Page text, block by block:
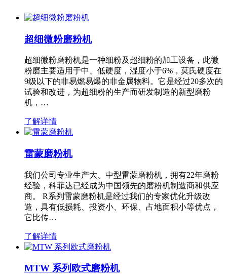
超细微粉磨粉机
超细微粉磨粉机是一种细粉及超细粉的加工设备，此微
粉磨主要适用于中、低硬度，湿度小于6%，莫氏硬度在
9级以下的非易燃易爆的非金属物料。它是经过20多次的
试验和改进，为超细粉的生产而研发制造的新型磨粉
机，…
了解详情
雷蒙磨粉机
我们公司专业生产大、中型雷蒙磨粉机，拥有22年磨粉
经验，科菲达已经成为中国领先的磨粉机制造商和供应
商。 R系列雷蒙磨粉机是经过我们的专家优化升级改
造，具有低损耗、投资小、环保、占地面积小等优点，
它比传…
了解详情
MTW 系列欧式磨粉机